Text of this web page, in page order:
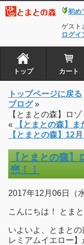
初め
ゲスト
ログイ
トップ カート
トップページに戻る
ブログ»
【とまとの森】ロ
«
【とまとの森】
【とまとの森】12
【とまとの森
売！！
2017年12月06日（
こんにちは！ とま
いよいよ、とまと
レミアムイエロー】